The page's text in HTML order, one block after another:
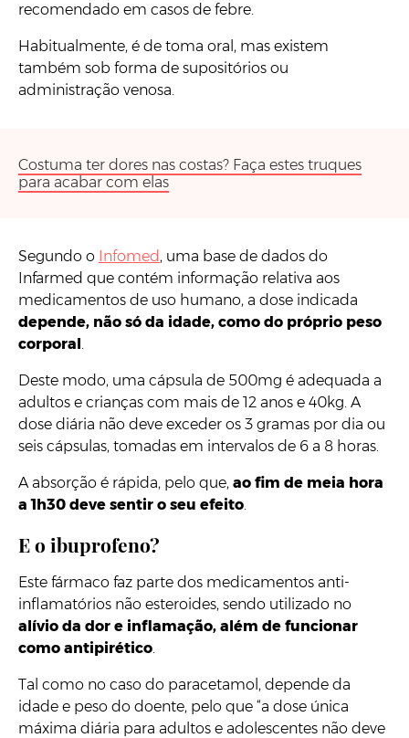
recomendado em casos de febre.
Habitualmente, é de toma oral, mas existem
também sob forma de supositórios ou
administração venosa.
Costuma ter dores nas costas? Faça estes truques
para acabar com elas
Segundo o Infomed , uma base de dados do
Infarmed que contém informação relativa aos
medicamentos de uso humano, a dose indicada
depende, não só da idade, como do próprio peso
corporal .
Deste modo, uma cápsula de 500mg é adequada a
adultos e crianças com mais de 12 anos e 40kg. A
dose diária não deve exceder os 3 gramas por dia ou
seis cápsulas, tomadas em intervalos de 6 a 8 horas.
A absorção é rápida, pelo que, ao fim de meia hora
a 1h30 deve sentir o seu efeito.
E o ibuprofeno?
Este fármaco faz parte dos medicamentos anti-
inflamatórios não esteroides, sendo utilizado no
alívio da dor e inflamação, além de funcionar
como antipirético
Tal como no caso do paracetamol, depende da
idade e peso do doente, pelo que “a dose única
máxima diária para adultos e adolescentes não deve